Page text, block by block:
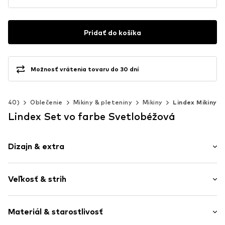
Pridať do košíka
Možnosť vrátenia tovaru do 30 dní
140) Oblečenie Mikiny & pleteniny Mikiny Lindex Mikiny
Lindex Set vo farbe Svetlobéžová
Dizajn & extra
Manžetový / pletený golier
Elastický pás / lem
Rebrované manžety
Veľkosť & strih
Dĺžka: Dlhá / Maxi
Materiál & starostlivosť